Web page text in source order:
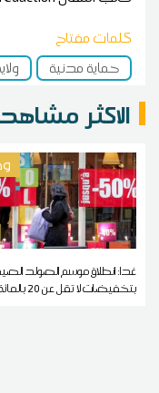
كلمات مفتاح
حماية مدنية
الاكثر
غدا: انطلاق موسم الصولد
بتخفيضات لا تقل عن 20 بالمائة